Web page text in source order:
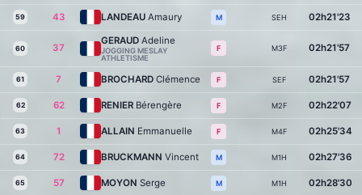
59 43 LANDEAU Amaury M SEH 02h21'23
60 37
GERAUD Adeline
JOGGING MESLAY
ATHLETISME
F M3F 02h21'57
61 7 BROCHARD Clémence F SEF 02h21'57
62 62 RENIER Bérengère F M2F 02h22'07
63 1 ALLAIN Emmanuelle F M4F 02h25'34
64 72 BRUCKMANN Vincent M M1H 02h27'36
65 57 MOYON Serge M M1H 02h28'30